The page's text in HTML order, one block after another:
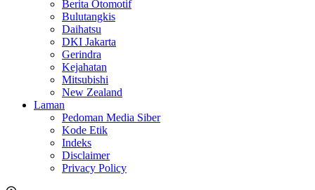
Berita Otomotif
Bulutangkis
Daihatsu
DKI Jakarta
Gerindra
Kejahatan
Mitsubishi
New Zealand
Laman
Pedoman Media Siber
Kode Etik
Indeks
Disclaimer
Privacy Policy